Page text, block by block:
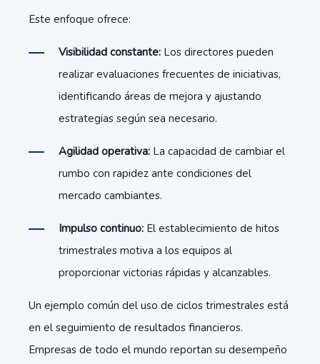
Este enfoque ofrece:
Visibilidad constante: Los directores pueden
realizar evaluaciones frecuentes de iniciativas,
identificando áreas de mejora y ajustando
estrategias según sea necesario.
Agilidad operativa: La capacidad de cambiar el
rumbo con rapidez ante condiciones del
mercado cambiantes.
Impulso continuo: El establecimiento de hitos
trimestrales motiva a los equipos al
proporcionar victorias rápidas y alcanzables.
Un ejemplo común del uso de ciclos trimestrales está
en el seguimiento de resultados financieros.
Empresas de todo el mundo reportan su desempeño